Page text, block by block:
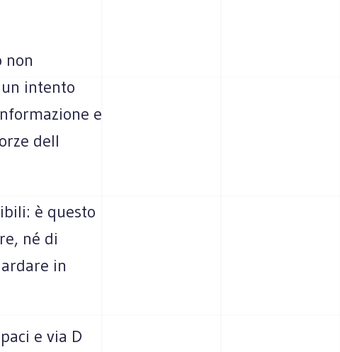
non
intento
e
dell
è questo
né di
in
e via D